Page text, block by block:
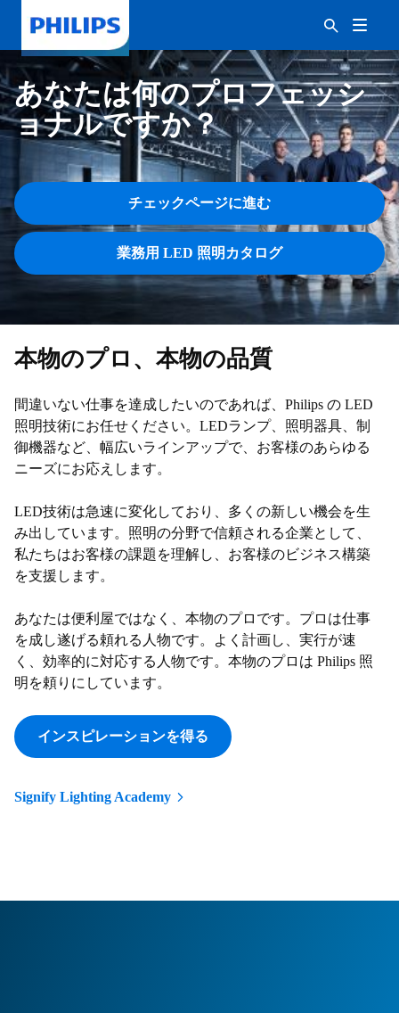
あなたは何のプロフェッシ
ョナルですか？
チェックページに進む
業務用 LED 照明カタログ
本物のプロ、本物の品質
間違いない仕事を達成したいのであれば、Philips の LED
照明技術にお任せください。LEDランプ、照明器具、制
御機器など、幅広いラインアップで、お客様のあらゆる
ニーズにお応えします。
LED技術は急速に変化しており、多くの新しい機会を生
み出しています。照明の分野で信頼される企業として、
私たちはお客様の課題を理解し、お客様のビジネス構築
を支援します。
あなたは便利屋ではなく、本物のプロです。プロは仕事
を成し遂げる頼れる人物です。よく計画し、実行が速
く、効率的に対応する人物です。本物のプロは Philips 照
明を頼りにしています。
インスピレーションを得る
Signify Lighting Academy